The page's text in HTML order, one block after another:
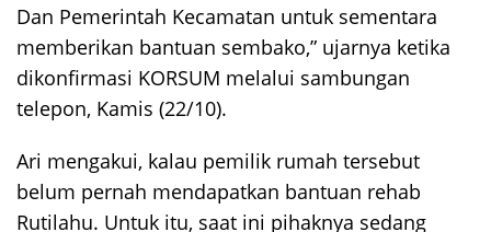
Dan Pemerintah Kecamatan untuk sementara
memberikan bantuan sembako,” ujarnya ketika
dikonfirmasi KORSUM melalui sambungan
telepon, Kamis (22/10).
Ari mengakui, kalau pemilik rumah tersebut
belum pernah mendapatkan bantuan rehab
Rutilahu. Untuk itu, saat ini pihaknya sedang